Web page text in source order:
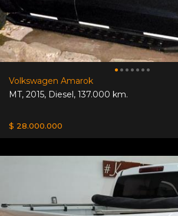
Volkswagen Amarok
MT, 2015, Diesel, 137.000 km.
$ 28.000.000